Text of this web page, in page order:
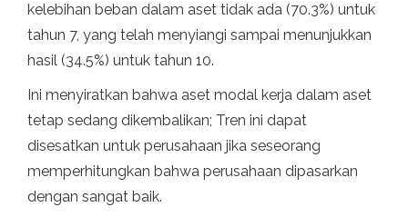
kelebihan beban dalam aset tidak ada (70.3%) untuk
tahun 7, yang telah menyiangi sampai menunjukkan
hasil (34.5%) untuk tahun 10.
Ini menyiratkan bahwa aset modal kerja dalam aset
tetap sedang dikembalikan; Tren ini dapat
disesatkan untuk perusahaan jika seseorang
memperhitungkan bahwa perusahaan dipasarkan
dengan sangat baik.